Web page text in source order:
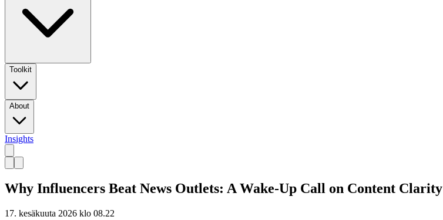
Toolkit
About
Insights
Why Influencers Beat News Outlets: A Wake-Up Call on Content Clarity
17. kesäkuuta 2026 klo 08.22